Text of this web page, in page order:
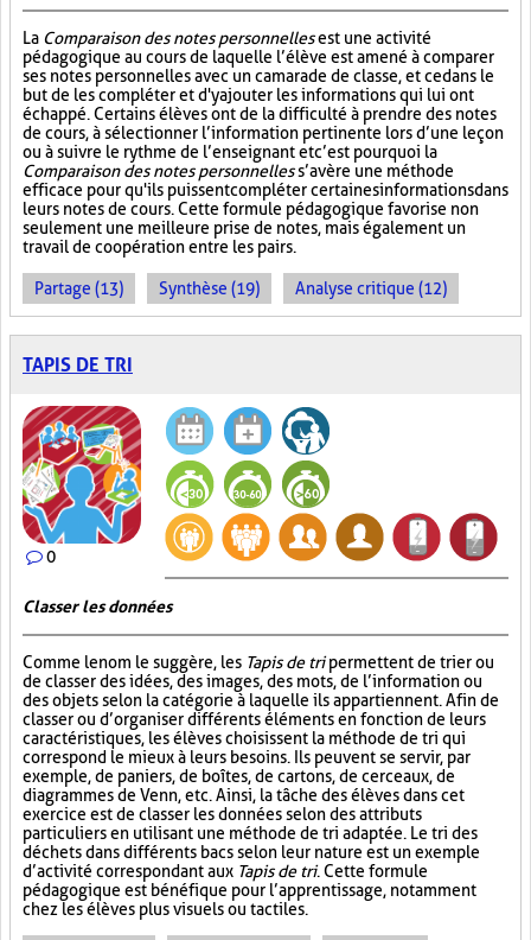
La Comparaison des notes personnellesest une activité
pédagogique au cours de laquelle l’élève est amené à comparer
ses notes personnelles avec un camarade de classe, et ce dans le
but de les compléter et d'y ajouter les informations qui lui ont
échappé. Certains élèves ont de la difficulté à prendre des notes
de cours, à sélectionner l’information pertinente lors d’une leçon
ou à suivre le rythme de l’enseignant et c’est pourquoi la
Comparaison des notes personnelless’avère une méthode
efficace pour qu'ils puissent compléter certaines informations dans
leurs notes de cours. Cette formule pédagogique favorise non
seulement une meilleure prise de notes, mais également un
travail de coopération entre les pairs.
Partage (13) Synthèse (19) Analyse critique (12)
TAPIS DE TRI
0
Classer les données
Comme le nom le suggère, les Tapis de tripermettent de trier ou
de classer des idées, des images, des mots, de l’information ou
des objets selon la catégorie à laquelle ils appartiennent. Afin de
classer ou d’organiser différents éléments en fonction de leurs
caractéristiques, les élèves choisissent la méthode de tri qui
correspond le mieux à leurs besoins. Ils peuvent se servir, par
exemple, de paniers, de boîtes, de cartons, de cerceaux, de
diagrammes de Venn, etc. Ainsi, la tâche des élèves dans cet
exercice est de classer les données selon des attributs
particuliers en utilisant une méthode de tri adaptée. Le tri des
déchets dans différents bacs selon leur nature est un exemple
d’activité correspondant aux Tapis de tri. Cette formule
pédagogique est bénéfique pour l’apprentissage, notamment
chez les élèves plus visuels ou tactiles.